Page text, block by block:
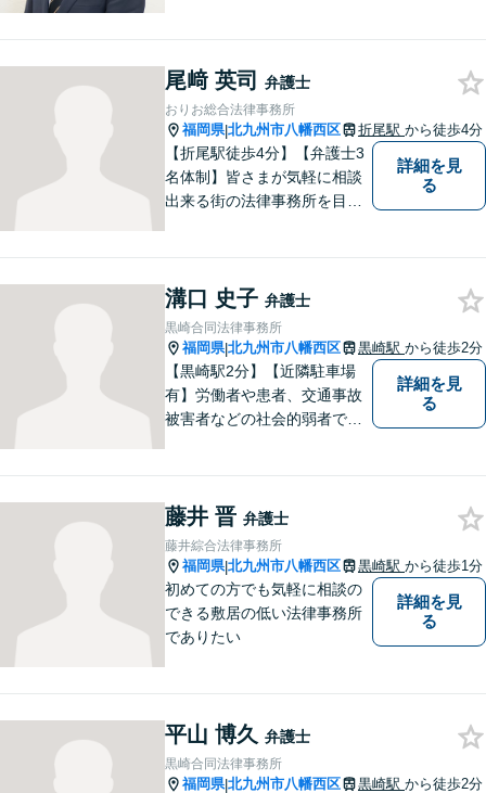
と弁護士に相談してもいいの
かな」と思わず、遠慮なくご
相談ください。
尾﨑 英司 弁護士
おりお総合法律事務所
福岡県|北九州市八幡西区 折尾駅 から徒歩4分
【折尾駅徒歩4分】【弁護士3
名体制】皆さまが気軽に相談
出来る街の法律事務所を目指
倫慰謝料のご相談は初回無料
です。【夜間・土日対応】
詳細を見
る
溝口 史子 弁護士
黒崎合同法律事務所
福岡県|北九州市八幡西区 黒崎駅 から徒歩2分
【黒崎駅2分】【近隣駐車場
有】労働者や患者、交通事故
被害者などの社会的弱者であ
依頼者の皆様にとってより良
い解決が得られるよう、尽力
します。お気軽にご相談くだ
さい。
詳細を見
る
藤井 晋 弁護士
藤井綜合法律事務所
福岡県|北九州市八幡西区 黒崎駅 から徒歩1分
初めての方でも気軽に相談の
できる敷居の低い法律事務所
でありたい
詳細を見
る
平山 博久 弁護士
黒崎合同法律事務所
福岡県|北九州市八幡西区 黒崎駅 から徒歩2分